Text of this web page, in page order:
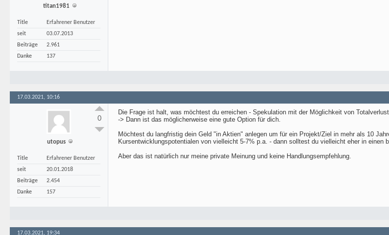
titan1981
Title
Erfahrener Benutzer
seit
03.07.2013
Beiträge
2.961
Danke
137
17.03.2021, 10:16
utopus
Title
Erfahrener Benutzer
seit
20.01.2018
Beiträge
2.454
Danke
157
0
Die Frage ist halt, was möchtest du erreichen - Spekulation mit der Möglichkeit von
-> Dann ist das möglicherweise eine gute Option für dich.
Möchtest du langfristig dein Geld "in Aktien" anlegen um für ein Projekt/Ziel in mehr als 10
Kursentwicklungspotentialen von vielleicht 5-7% p.a. - dann solltest du vielleicht eher in einen
Aber das ist natürlich nur meine private Meinung und keine Handlungsempfehlung.
17.03.2021, 19:34